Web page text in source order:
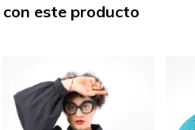
este producto